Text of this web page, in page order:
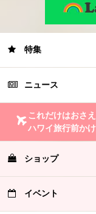
特集
ニュース
これだけはおさ
ハワイ旅行前か
ショップ
イベント